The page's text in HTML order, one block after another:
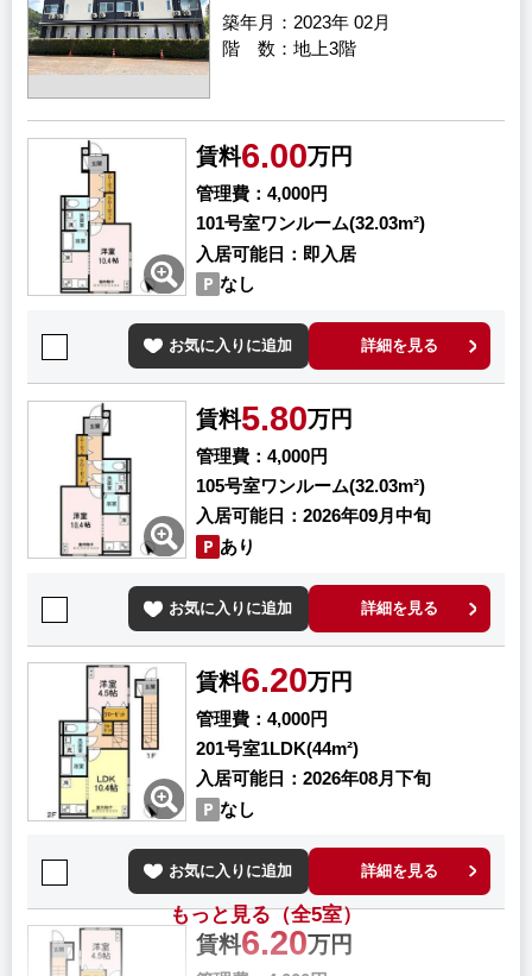
築年月 2023年 02月
階 数 地上3階
賃料6.00万円
管理費
4,000円
101号室ワンルーム(32.03m²)
入居可能日
即入居
なし
お気に入りに追加 詳細を見る
賃料5.80万円
管理費
4,000円
105号室ワンルーム(32.03m²)
入居可能日
2026年09月中旬
あり
お気に入りに追加 詳細を見る
賃料6.20万円
管理費
4,000円
201号室1LDK(44m²)
入居可能日
2026年08月下旬
なし
お気に入りに追加 詳細を見る
賃料6.20万円
もっと見る（全5室）